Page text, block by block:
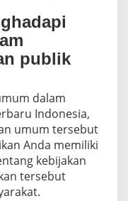
publik
dalam
Indonesia,
umum tersebut
Anda memiliki
kebijakan
tersebut